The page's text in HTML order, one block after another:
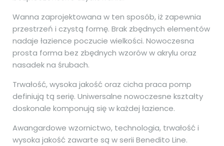
Wanna zaprojektowana w ten sposób, iż zapewnia
przestrzeń i czystą formę. Brak zbędnych elementów
nadaje łazience poczucie wielkości. Nowoczesna
prosta forma bez zbędnych wzorów w akrylu oraz
nasadek na śrubach.
Trwałość, wysoka jakość oraz cicha praca pomp
definiują tą serię. Uniwersalne nowoczesne kształty
doskonale komponują się w każdej łazience.
Awangardowe wzornictwo, technologia, trwałość i
wysoka jakość zawarte są w serii Benedito Line.